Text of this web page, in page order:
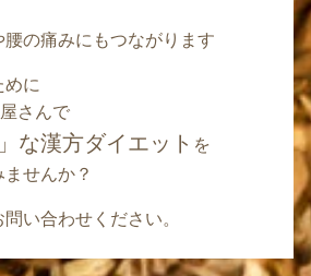
の痛みにもつながります
めに
さんで
な漢方ダイエット を
せんか？
い合わせください。